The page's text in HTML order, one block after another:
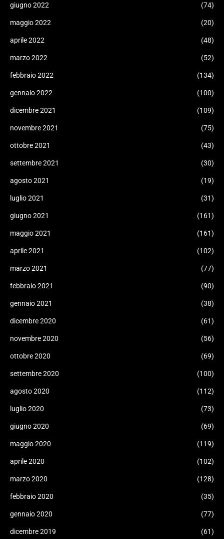
giugno 2022 (74)
maggio 2022 (20)
aprile 2022 (48)
marzo 2022 (52)
febbraio 2022 (134)
gennaio 2022 (100)
dicembre 2021 (109)
novembre 2021 (75)
ottobre 2021 (43)
settembre 2021 (30)
agosto 2021 (19)
luglio 2021 (31)
giugno 2021 (161)
maggio 2021 (161)
aprile 2021 (102)
marzo 2021 (77)
febbraio 2021 (90)
gennaio 2021 (38)
dicembre 2020 (61)
novembre 2020 (56)
ottobre 2020 (69)
settembre 2020 (100)
agosto 2020 (112)
luglio 2020 (73)
giugno 2020 (69)
maggio 2020 (119)
aprile 2020 (102)
marzo 2020 (128)
febbraio 2020 (35)
gennaio 2020 (77)
dicembre 2019 (61)